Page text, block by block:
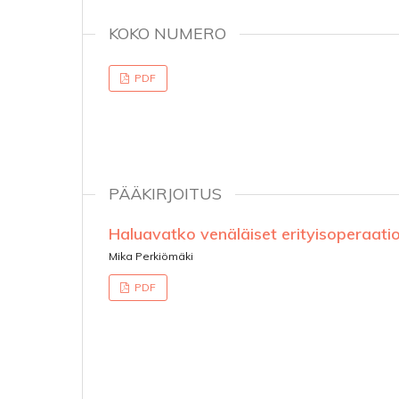
KOKO NUMERO
PDF
PÄÄKIRJOITUS
Haluavatko venäläiset
Mika Perkiömäki
PDF